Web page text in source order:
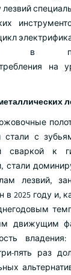
в
на
с
сваркой к
стали
лезвий,
2025 году и,
движущим
владения:
пять раз